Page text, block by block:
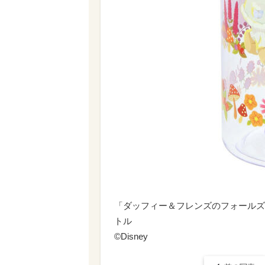
「ダッフィー＆フレンズのフォール
トル
©Disney